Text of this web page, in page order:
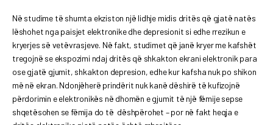
Në studime të shumta ekziston një lidhje midis dritës që gjatë natës
lëshohet nga paisjet elektronike dhe depresionit si edhe rrezikun e
kryerjes së vetëvrasjeve. Në fakt, studimet që janë kryer me kafshët
tregojnë se ekspozimi ndaj dritës që shkakton ekrani elektronik para
ose gjatë gjumit, shkakton depresion, edhe kur kafsha nuk po shikon
më në ekran. Ndonjëherë prindërit nuk kanë dëshirë të kufizojnë
përdorimin e elektronikës në dhomën e gjumit të një fëmije sepse
shqetësohen se fëmija do të dëshpërohet – por në fakt heqja e